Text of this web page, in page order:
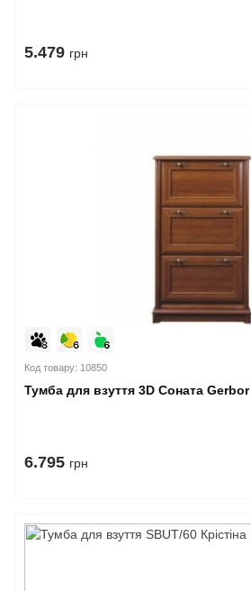
5.479 грн
Код товару: 10850
Тумба для взуття 3D Соната Gerbor
6.795 грн